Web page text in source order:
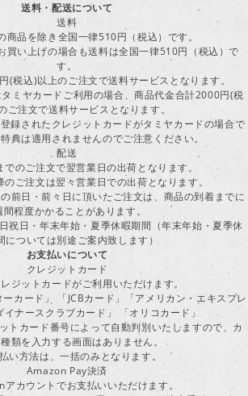
送料・配送について
送料
商品を除き全国一律510円（税込）です。
買い上げの場合も送料は全国一律510円（税込）で
す。
(税込)以上のご注文で送料サービスとなります。
タミヤカードご利用の場合、商品代金合計2000円(税
ご注文で送料サービスとなります。
録されたクレジットカードがタミヤカードの場合で
典は適用されませんのでご注意ください。
配送
でのご注文で翌営業日の出荷となります。
のご注文は翌々営業日での出荷となります。
前日・前々日に頂いたご注文は、商品の到着までに
間程度かかることがあります。
祝日・年末年始・夏季休暇期間（年末年始・夏季休
については別途ご案内致します）
お支払いについて
クレジットカード
ジットカードがご利用いただけます。
ーカード」 「JCBカード」「アメリカン・エキスプレ
イナースクラブカード」 「オリコカード」
トカード番号によって自動判別いたしますので、カ
類を入力する画面はありません。
い方法は、一括のみとなります。
Amazon Pay決済
アカウントでお支払いいただけます。